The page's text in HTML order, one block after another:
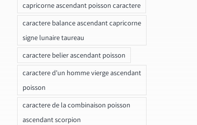
capricorne ascendant poisson caractere
caractere balance ascendant capricorne
signe lunaire taureau
caractere belier ascendant poisson
caractere d'un homme vierge ascendant
poisson
caractere de la combinaison poisson
ascendant scorpion